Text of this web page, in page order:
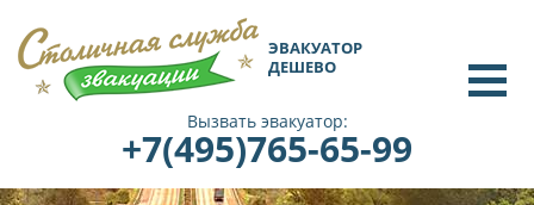
ЭВАКУАТОР
ДЕШЕВО
Вызвать эвакуатор:
+7(495)765-65-99